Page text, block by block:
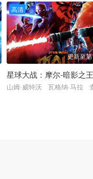
格尔 玛丽莎·蕾 马修·默瑟
李勋 凯文·康瑞 伊恩·詹姆
高清
更新至
星球大战：摩尔-暗影之王
山姆·威特沃 瓦格纳·马拉